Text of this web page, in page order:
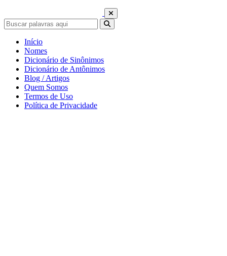
Início
Nomes
Dicionário de Sinônimos
Dicionário de Antônimos
Blog / Artigos
Quem Somos
Termos de Uso
Política de Privacidade